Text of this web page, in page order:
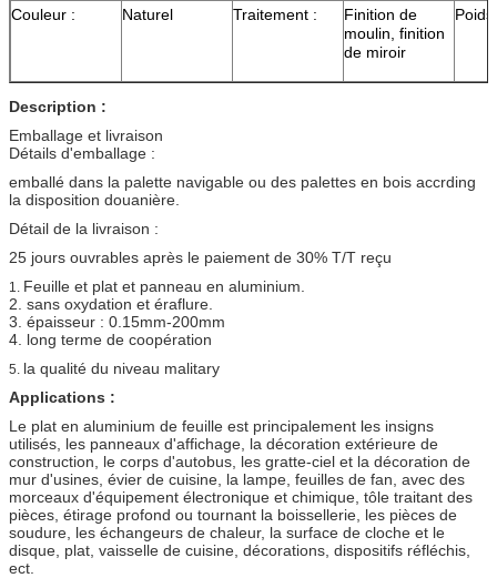
Couleur : Naturel Traitement :
Finition de
moulin, finition
de miroir
Poids
Description :
Emballage et livraison
Détails d'emballage :
emballé dans la palette navigable ou des palettes en bois accrding
la disposition douanière.
Détail de la livraison :
25 jours ouvrables après le paiement de 30% T/T reçu
1. Feuille et plat et panneau en aluminium.
2. sans oxydation et éraflure.
3. épaisseur : 0.15mm-200mm
4. long terme de coopération
5. la qualité du niveau malitary
Applications :
Le plat en aluminium de feuille est principalement les insigns
utilisés, les panneaux d'affichage, la décoration extérieure de
construction, le corps d'autobus, les gratte-ciel et la décoration de
mur d'usines, évier de cuisine, la lampe, feuilles de fan, avec des
morceaux d'équipement électronique et chimique, tôle traitant des
pièces, étirage profond ou tournant la boissellerie, les pièces de
soudure, les échangeurs de chaleur, la surface de cloche et le
disque, plat, vaisselle de cuisine, décorations, dispositifs réfléchis,
ect.